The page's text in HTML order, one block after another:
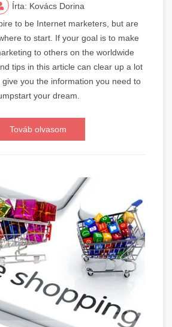
Írta: Kovács Dorina
to be Internet marketers, but are
to start. If your goal is to make
to others on the worldwide
tips in this article can clear up a lot
you the information you need to
your dream.
Továb olvasom